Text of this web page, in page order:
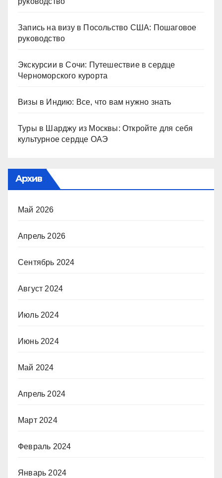
Запись на визу в Посольство США: Пошаговое
руководство
Экскурсии в Сочи: Путешествие в сердце
Черноморского курорта
Визы в Индию: Все, что вам нужно знать
Туры в Шарджу из Москвы: Откройте для себя
культурное сердце ОАЭ
Архив
Май 2026
Апрель 2026
Сентябрь 2024
Август 2024
Июль 2024
Июнь 2024
Май 2024
Апрель 2024
Март 2024
Февраль 2024
Январь 2024